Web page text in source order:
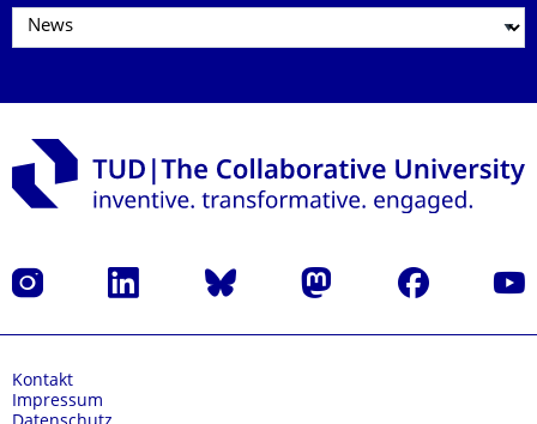
Instagram LinkedIn Bluesky Mastodon Facebook
Kontakt
Impressum